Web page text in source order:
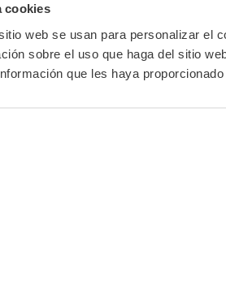
cookies
web se usan para personalizar el
sobre el uso que haga del sitio
que les haya